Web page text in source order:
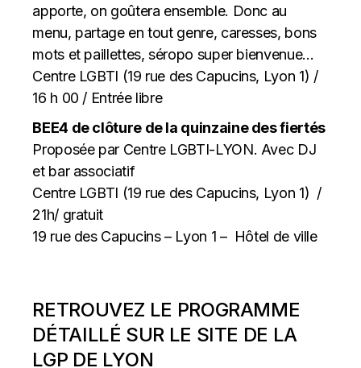
apporte, on goûtera ensemble. Donc au
menu, partage en tout genre, caresses, bons
mots et paillettes, séropo super bienvenue…
Centre LGBTI (19 rue des Capucins, Lyon 1) /
16 h 00 / Entrée libre
BEE4 de clôture de la quinzaine des fiertés
Proposée par Centre LGBTI-LYON. Avec DJ
et bar associatif
Centre LGBTI (19 rue des Capucins, Lyon 1) /
21h/ gratuit
19 rue des Capucins – Lyon 1 – Hôtel de ville
RETROUVEZ LE PROGRAMME
DÉTAILLÉ SUR LE SITE DE LA
LGP DE LYON